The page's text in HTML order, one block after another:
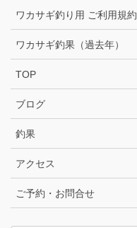
ワカサギ釣り用 ご利用規約
ワカサギ釣果（過去年）
TOP
ブログ
釣果
アクセス
ご予約・お問合せ